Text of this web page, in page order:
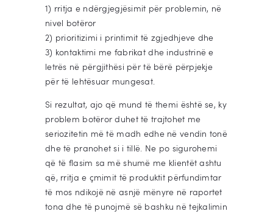
1) rritja e ndërgjegjësimit për problemin, në
nivel botëror
2) prioritizimi i printimit të zgjedhjeve dhe
3) kontaktimi me fabrikat dhe industrinë e
letrës në përgjithësi për të bërë përpjekje
për të lehtësuar mungesat.
Si rezultat, ajo që mund të themi është se, ky
problem botëror duhet të trajtohet me
seriozitetin më të madh edhe në vendin tonë
dhe të pranohet si i tillë. Ne po sigurohemi
që të flasim sa më shumë me klientët ashtu
që, rritja e çmimit të produktit përfundimtar
të mos ndikojë në asnjë mënyre në raportet
tona dhe të punojmë së bashku në tejkalimin